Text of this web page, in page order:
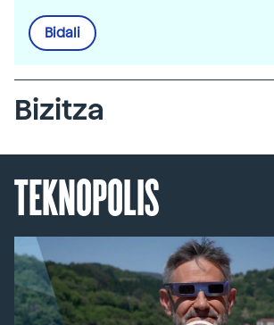
Bidali
Bizitza
TEKNOPOLIS